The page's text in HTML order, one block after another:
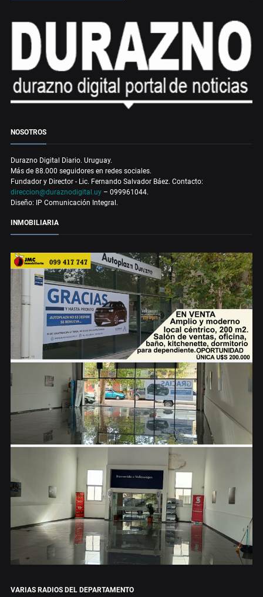
NOSOTROS
Durazno Digital Diario. Uruguay.
Más de 88.000 seguidores en redes sociales.
Fundador y Director - Lic. Fernando Salvador Báez. Contacto:
direccion@duraznodigital.uy – 099961044.
Diseño: IP Comunicación Integral.
INMOBILIARIA
VARIAS RADIOS DEL DEPARTAMENTO